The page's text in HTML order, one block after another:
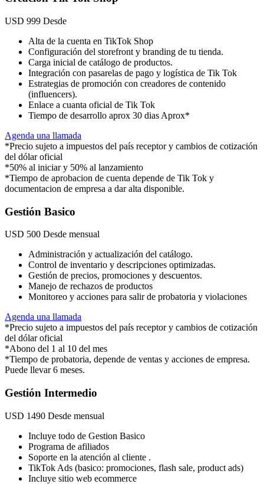
USD 999 Desde
Alta de la cuenta en TikTok Shop
Configuración del storefront y branding de tu tienda.
Carga inicial de catálogo de productos.
Integración con pasarelas de pago y logística de Tik Tok
Estrategias de promoción con creadores de contenido
(influencers).
Enlace a cuanta oficial de Tik Tok
Tiempo de desarrollo aprox 30 dias Aprox*
Agenda una llamada
*Precio sujeto a impuestos del país receptor y cambios de cotización
del dólar oficial
*50% al iniciar y 50% al lanzamiento
*Tiempo de aprobacion de cuenta depende de Tik Tok y
documentacion de empresa a dar alta disponible.
Gestión Basico
USD 500 Desde mensual
Administración y actualización del catálogo.
Control de inventario y descripciones optimizadas.
Gestión de precios, promociones y descuentos.
Manejo de rechazos de productos
Monitoreo y acciones para salir de probatoria y violaciones
Agenda una llamada
*Precio sujeto a impuestos del país receptor y cambios de cotización
del dólar oficial
*Abono del 1 al 10 del mes
*Tiempo de probatoria, depende de ventas y acciones de empresa.
Puede llevar 6 meses.
Gestión Intermedio
USD 1490 Desde mensual
Incluye todo de Gestion Basico
Programa de afiliados
Soporte en la atención al cliente .
TikTok Ads (basico: promociones, flash sale, product ads)
Incluye sitio web ecommerce